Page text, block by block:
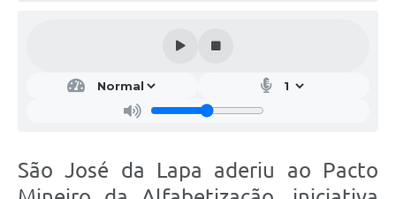
São José da Lapa aderiu ao Pacto